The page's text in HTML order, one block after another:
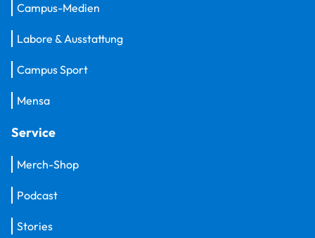
Campus-Medien
Labore & Ausstattung
Campus Sport
Mensa
Service
Merch-Shop
Podcast
Stories